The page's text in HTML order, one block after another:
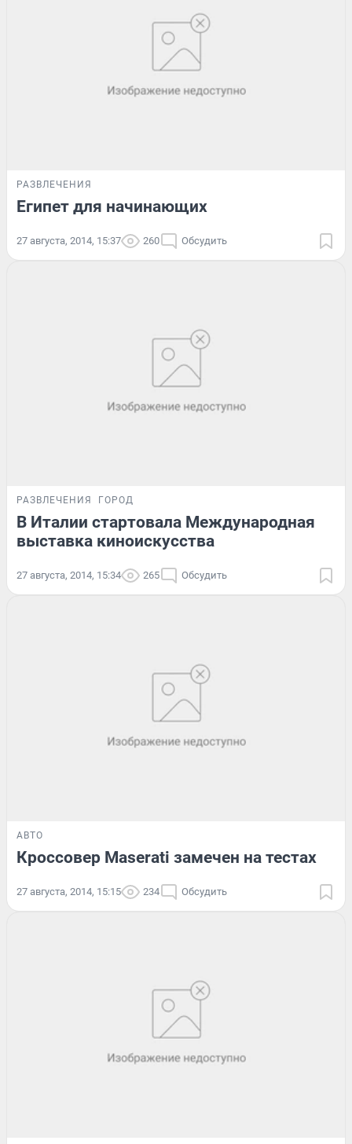
РАЗВЛЕЧЕНИЯ
Египет для начинающих
27 августа, 2014, 15:37 260 Обсудить
РАЗВЛЕЧЕНИЯ ГОРОД
В Италии стартовала Международная
выставка киноискусства
27 августа, 2014, 15:34 265 Обсудить
АВТО
Кроссовер Maserati замечен на тестах
27 августа, 2014, 15:15 234 Обсудить